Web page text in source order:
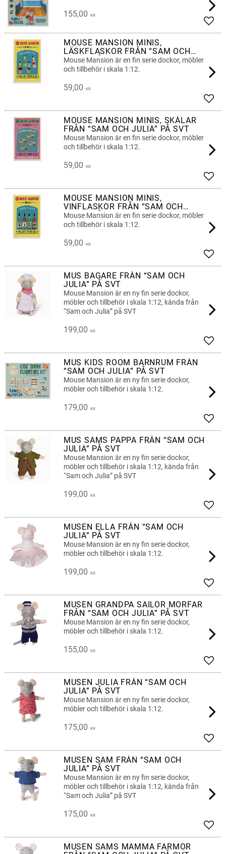
155,00 KR
MOUSE MANSION MINIS,
LÄSKFLASKOR FRÅN “SAM OCH
JULIA” PÅ SVT
Mouse Mansion är en fin serie dockor, möbler
och tillbehör i skala 1:12.
59,00 KR
MOUSE MANSION MINIS, SKÅLAR
FRÅN “SAM OCH JULIA” PÅ SVT
Mouse Mansion är en fin serie dockor, möbler
och tillbehör i skala 1:12.
59,00 KR
MOUSE MANSION MINIS,
VINFLASKOR FRÅN “SAM OCH
JULIA” PÅ SVT
Mouse Mansion är en fin serie dockor, möbler
och tillbehör i skala 1:12.
59,00 KR
MUS BAGARE FRÅN “SAM OCH
JULIA” PÅ SVT
Mouse Mansion är en ny fin serie dockor,
möbler och tillbehör i skala 1:12, kända från
“Sam och Julia” på SVT
199,00 KR
MUS KIDS ROOM BARNRUM FRÅN
“SAM OCH JULIA” PÅ SVT
Mouse Mansion är en ny fin serie dockor,
möbler och tillbehör i skala 1:12.
179,00 KR
MUS SAMS PAPPA FRÅN “SAM OCH
JULIA” PÅ SVT
Mouse Mansion är en ny fin serie dockor,
möbler och tillbehör i skala 1:12, kända från
“Sam och Julia” på SVT
199,00 KR
MUSEN ELLA FRÅN “SAM OCH
JULIA” PÅ SVT
Mouse Mansion är en ny fin serie dockor,
möbler och tillbehör i skala 1:12.
199,00 KR
MUSEN GRANDPA SAILOR MORFAR
FRÅN “SAM OCH JULIA” PÅ SVT
Mouse Mansion är en ny fin serie dockor,
möbler och tillbehör i skala 1:12.
155,00 KR
MUSEN JULIA FRÅN “SAM OCH
JULIA” PÅ SVT
Mouse Mansion är en ny fin serie dockor,
möbler och tillbehör i skala 1:12.
175,00 KR
MUSEN SAM FRÅN “SAM OCH
JULIA” PÅ SVT
Mouse Mansion är en ny fin serie dockor,
möbler och tillbehör i skala 1:12, kända från
“Sam och Julia” på SVT
175,00 KR
MUSEN SAMS MAMMA FARMOR